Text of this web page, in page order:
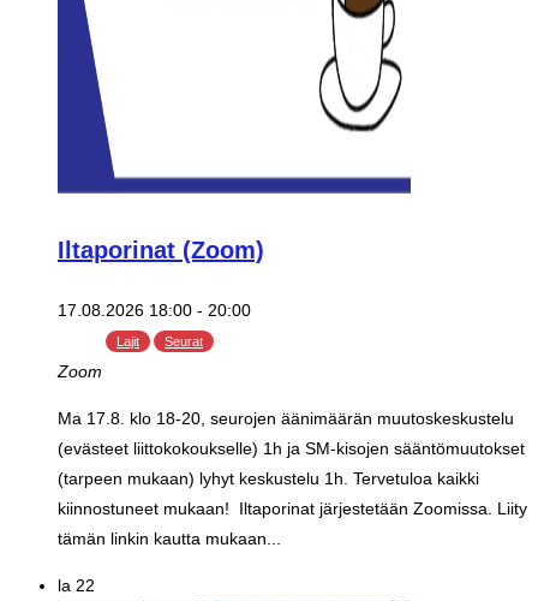
Iltaporinat (Zoom)
17.08.2026 18:00 - 20:00
Lajit Seurat
Zoom
Ma 17.8. klo 18-20, seurojen äänimäärän muutoskeskustelu
(evästeet liittokokoukselle) 1h ja SM-kisojen sääntömuutokset
(tarpeen mukaan) lyhyt keskustelu 1h. Tervetuloa kaikki
kiinnostuneet mukaan! Iltaporinat järjestetään Zoomissa. Liity
tämän linkin kautta mukaan...
la 22